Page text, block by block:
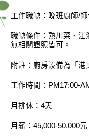
工作職缺：晚班廚師/師
職缺條件：熟川菜、江
無相關證照皆可。
附註：廚房設備為「港
工作時間：PM17:00-
月排休：4天
月薪：45,000-50,000元